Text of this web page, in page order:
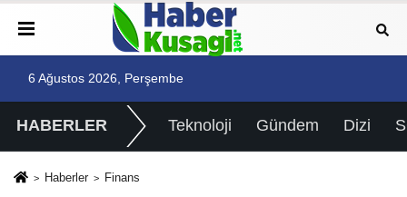
6 Ağustos 2026, Perşembe
HABERLER Teknoloji Gündem Dizi
Haberler Finans